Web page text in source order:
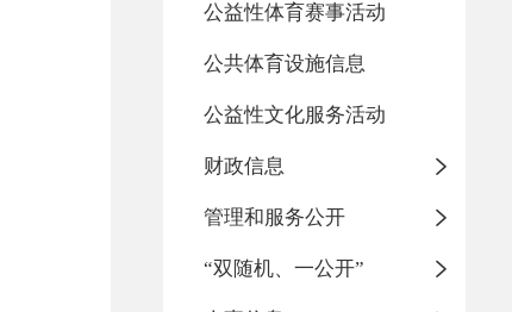
公益性体育赛事活动
公共体育设施信息
公益性文化服务活动
财政信息
管理和服务公开
“双随机、一公开”